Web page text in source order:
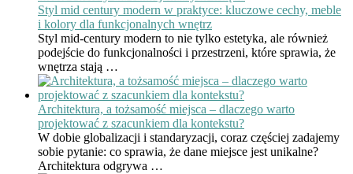
Styl mid century modern w praktyce: kluczowe cechy, meble
i kolory dla funkcjonalnych wnętrz
Styl mid-century modern to nie tylko estetyka, ale również
podejście do funkcjonalności i przestrzeni, które sprawia, że
wnętrza stają …
Architektura, a tożsamość miejsca – dlaczego warto
projektować z szacunkiem dla kontekstu?
W dobie globalizacji i standaryzacji, coraz częściej zadajemy
sobie pytanie: co sprawia, że dane miejsce jest unikalne?
Architektura odgrywa …